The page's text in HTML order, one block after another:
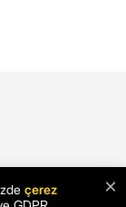
×
çerez